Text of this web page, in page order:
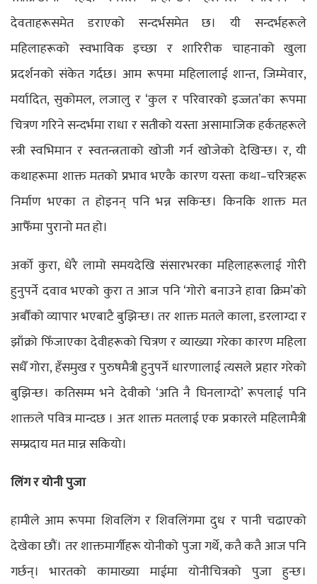
देवताहरूसमेत डराएको सन्दर्भसमेत छ। यी सन्दर्भहरूले
महिलाहरूको स्वभाविक इच्छा र शारिरीक चाहनाको खुला
प्रदर्शनको संकेत गर्दछ। आम रूपमा महिलालाई शान्त, जिम्मेवार,
मर्यादित, सुकोमल, लजालु र ‘कुल र परिवारको इज्जत’का रूपमा
चित्रण गरिने सन्दर्भमा राधा र सतीको यस्ता असामाजिक हर्कतहरूले
स्त्री स्वभिमान र स्वतन्त्रताको खोजी गर्न खोजेको देखिन्छ। र, यी
कथाहरूमा शाक्त मतको प्रभाव भएकै कारण यस्ता कथा–चरित्रहरू
निर्माण भएका त होइनन् पनि भन्न सकिन्छ। किनकि शाक्त मत
आफैँमा पुरानो मत हो।
अर्को कुरा, धेरै लामो समयदेखि संसारभरका महिलाहरूलाई गोरी
हुनुपर्ने दवाव भएको कुरा त आज पनि ‘गोरो बनाउने हावा क्रिम’को
अर्बौंको व्यापार भएबाटै बुझिन्छ। तर शाक्त मतले काला, डरलाग्दा र
झाँक्रो फिँजाएका देवीहरूको चित्रण र व्याख्या गरेका कारण महिला
सधैँ गोरा, हँसमुख र पुरुषमैत्री हुनुपर्ने धारणालाई त्यसले प्रहार गरेको
बुझिन्छ। कतिसम्म भने देवीको ‘अति नै घिनलाग्दो’ रूपलाई पनि
शाक्तले पवित्र मान्दछ । अतः शाक्त मतलाई एक प्रकारले महिलामैत्री
सम्प्रदाय मत मान्न सकियो।
लिंग र योनी पुजा
हामीले आम रूपमा शिवलिंग र शिवलिंगमा दुध र पानी चढाएको
देखेका छौं। तर शाक्तमार्गीहरू योनीको पुजा गर्थे, कतै कतै आज पनि
गर्छन्। भारतको कामाख्या माईमा योनीचित्रको पुजा हुन्छ।